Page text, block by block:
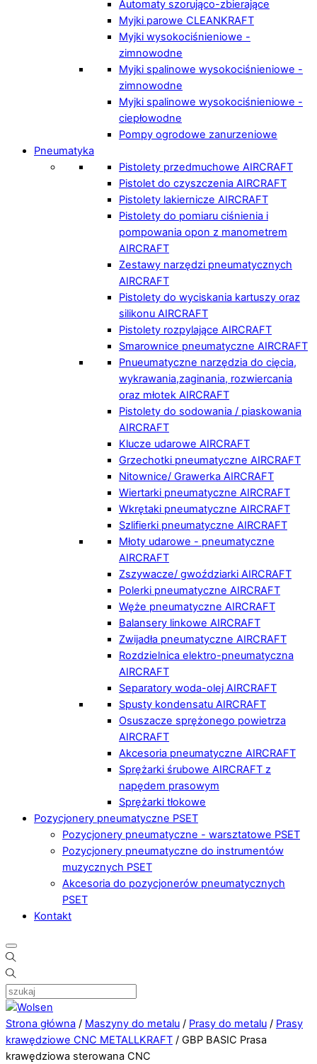
Automaty szorująco-zbierające
Myjki parowe CLEANKRAFT
Myjki wysokociśnieniowe -
zimnowodne
Myjki spalinowe wysokociśnieniowe -
zimnowodne
Myjki spalinowe wysokociśnieniowe -
ciepłowodne
Pompy ogrodowe zanurzeniowe
Pneumatyka
Pistolety przedmuchowe AIRCRAFT
Pistolet do czyszczenia AIRCRAFT
Pistolety lakiernicze AIRCRAFT
Pistolety do pomiaru ciśnienia i
pompowania opon z manometrem
AIRCRAFT
Zestawy narzędzi pneumatycznych
AIRCRAFT
Pistolety do wyciskania kartuszy oraz
silikonu AIRCRAFT
Pistolety rozpylające AIRCRAFT
Smarownice pneumatyczne AIRCRAFT
Pnueumatyczne narzędzia do cięcia,
wykrawania,zaginania, rozwiercania
oraz młotek AIRCRAFT
Pistolety do sodowania / piaskowania
AIRCRAFT
Klucze udarowe AIRCRAFT
Grzechotki pneumatyczne AIRCRAFT
Nitownice/ Grawerka AIRCRAFT
Wiertarki pneumatyczne AIRCRAFT
Wkrętaki pneumatyczne AIRCRAFT
Szlifierki pneumatyczne AIRCRAFT
Młoty udarowe - pneumatyczne
AIRCRAFT
Zszywacze/ gwoździarki AIRCRAFT
Polerki pneumatyczne AIRCRAFT
Węże pneumatyczne AIRCRAFT
Balansery linkowe AIRCRAFT
Zwijadła pneumatyczne AIRCRAFT
Rozdzielnica elektro-pneumatyczna
AIRCRAFT
Separatory woda-olej AIRCRAFT
Spusty kondensatu AIRCRAFT
Osuszacze sprężonego powietrza
AIRCRAFT
Akcesoria pneumatyczne AIRCRAFT
Sprężarki śrubowe AIRCRAFT z
napędem prasowym
Sprężarki tłokowe
Pozycjonery pneumatyczne PSET
Pozycjonery pneumatyczne - warsztatowe PSET
Pozycjonery pneumatyczne do instrumentów
muzycznych PSET
Akcesoria do pozycjonerów pneumatycznych
PSET
Kontakt
Strona główna / Maszyny do metalu / Prasy do metalu / Prasy
krawędziowe CNC METALLKRAFT / GBP BASIC Prasa
krawędziowa sterowana CNC